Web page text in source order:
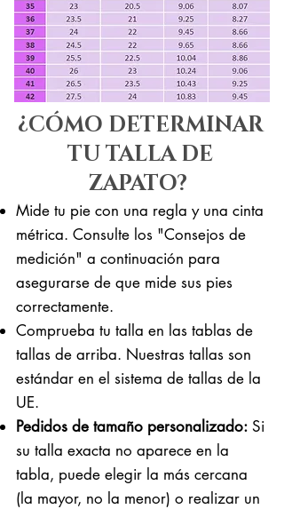
¿CÓMO DETERMINAR
TU TALLA DE
ZAPATO?
Mide tu pie con una regla y una cinta
métrica. Consulte los "Consejos de
medición" a continuación para
asegurarse de que mide sus pies
correctamente. ​​
Comprueba tu talla en las tablas de
tallas de arriba. Nuestras tallas son
estándar en el sistema de tallas de la
UE.
Pedidos de tamaño personalizado: Si
su talla exacta no aparece en la
tabla, puede elegir la más cercana
(la mayor, no la menor) o realizar un